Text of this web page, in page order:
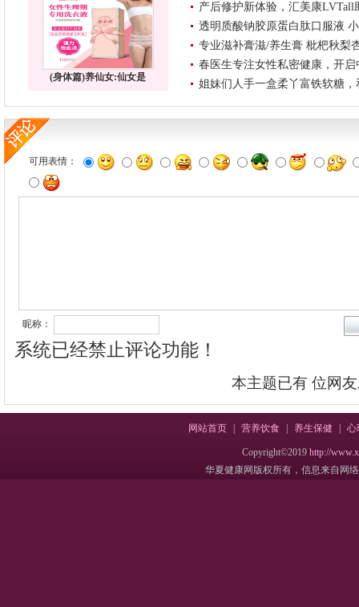
(身体篇)养仙女:仙女是
产后修护新体验，汇美康LVTall
透明质酸钠胶原蛋白肽口服液
专业滋补膏滋/养生膏 枇杷秋梨
春医生专注女性私密健康，开
姐妹们人手一盒柔丫富铁软糖
可用表情：
昵称：
系统已经禁止评论功能！
本主题已有 位网
网站首页 营养饮食 养生保健 心
Copyright©2019http://
华夏健康网版权所有，信息来自网